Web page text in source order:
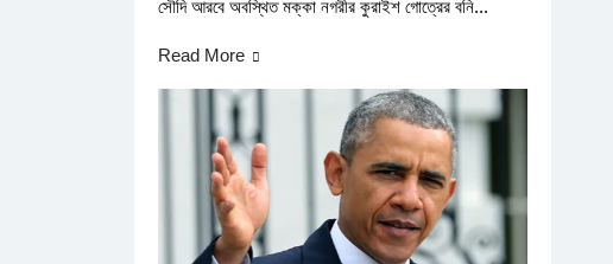
সৌদি আরবে অবস্থিত মক্কা নগরীর কুরাইশ গোত্রের বনি...
Read More